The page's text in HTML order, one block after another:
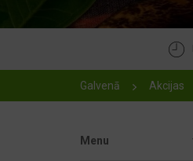
Galvenā Akcijas
Menu